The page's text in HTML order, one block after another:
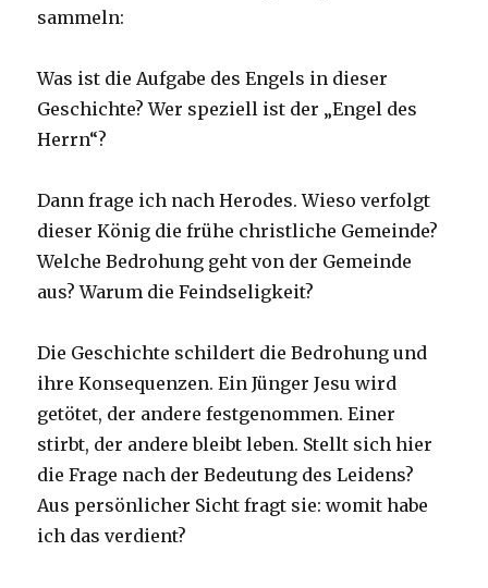
sammeln:
Was ist die Aufgabe des Engels in dieser
Geschichte? Wer speziell ist der „Engel des
Herrn“?
Dann frage ich nach Herodes. Wieso verfolgt
dieser König die frühe christliche Gemeinde?
Welche Bedrohung geht von der Gemeinde
aus? Warum die Feindseligkeit?
Die Geschichte schildert die Bedrohung und
ihre Konsequenzen. Ein Jünger Jesu wird
getötet, der andere festgenommen. Einer
stirbt, der andere bleibt leben. Stellt sich hier
die Frage nach der Bedeutung des Leidens?
Aus persönlicher Sicht fragt sie: womit habe
ich das verdient?